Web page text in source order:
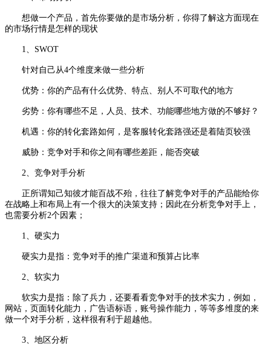
想做一个产品，首先你要做的是市场分析，你得了解这方面现在
的市场行情是怎样的现状
1、SWOT
针对自己从4个维度来做一些分析
优势：你的产品有什么优势、特点、别人不可取代的地方
劣势：你有哪些不足，人员、技术、功能哪些地方做的不够好？
机遇：你的转化套路如何，是客服转化套路强还是着陆页较强
威胁：竞争对手和你之间有哪些差距，能否突破
2、竞争对手分析
正所谓知己知彼才能百战不殆，往往了解竞争对手的产品能给你
在战略上和布局上有一个很大的决策支持；因此在分析竞争对手上，
也需要分析2个因素；
1、硬实力
硬实力是指：竞争对手的推广渠道和预算占比率
2、软实力
软实力是指：除了兵力，还要看看竞争对手的技术实力，例如，
网站，页面转化能力，广告语标语，账号操作能力，等等多维度的来
做一个对手分析，这样很有利于超越他。
3、地区分析